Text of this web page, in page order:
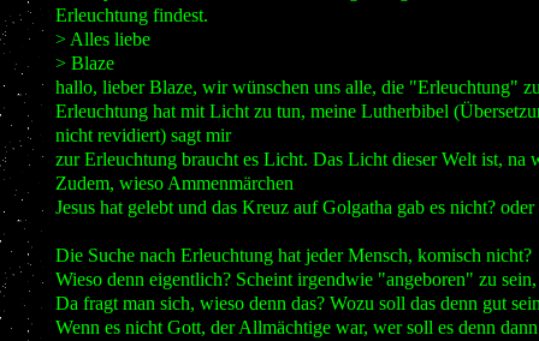
Erleuchtung findest.
> Alles liebe
> Blaze
hallo, lieber Blaze, wir wünschen uns alle, die "Erleuchtung"
Erleuchtung hat mit Licht zu tun, meine Lutherbibel
nicht revidiert) sagt mir
zur Erleuchtung braucht es Licht. Das Licht dieser Welt ist, na
Zudem, wieso Ammenmärchen
Jesus hat gelebt und das Kreuz auf Golgatha gab es nicht?
Die Suche nach Erleuchtung hat jeder Mensch, komisch nicht?
Wieso denn eigentlich? Scheint irgendwie "angeboren" zu
Da fragt man sich, wieso denn das? Wozu soll das denn gut
Wenn es nicht Gott, der Allmächtige war, wer soll es denn